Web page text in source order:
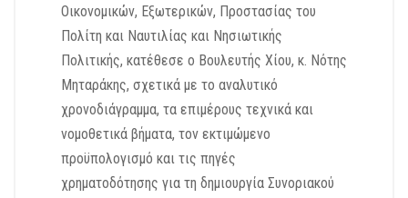
Οικονομικών, Εξωτερικών, Προστασίας του
Πολίτη και Ναυτιλίας και Νησιωτικής
Πολιτικής, κατέθεσε ο Βουλευτής Χίου, κ. Νότης
Μηταράκης, σχετικά με το αναλυτικό
χρονοδιάγραμμα, τα επιμέρους τεχνικά και
νομοθετικά βήματα, τον εκτιμώμενο
προϋπολογισμό και τις πηγές
χρηματοδότησης για τη δημιουργία Συνοριακού